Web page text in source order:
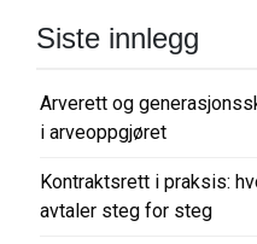
v
g
s
Siste innlegg
Arverett og
i arveoppgjøret
Kontraktsrett i praksis:
avtaler steg for steg